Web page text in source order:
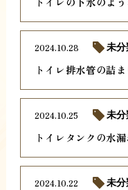
トイレ排水管の詰
2024.10.28 未分
トイレタンクの水
2024.10.25 未分
2024.10.22 未分